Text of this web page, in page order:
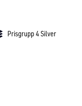
Prisgrupp 4 Silver